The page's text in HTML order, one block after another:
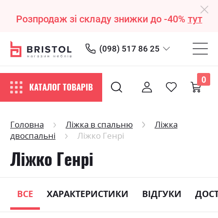
Розпродаж зі складу знижки до -40% тут
(098) 517 86 25
КАТАЛОГ ТОВАРІВ
0
Головна Ліжка в спальню
Ліжка
двоспальні
Ліжко Генрі
Ліжко Генрі
ВСЕ ХАРАКТЕРИСТИКИ ВІДГУКИ